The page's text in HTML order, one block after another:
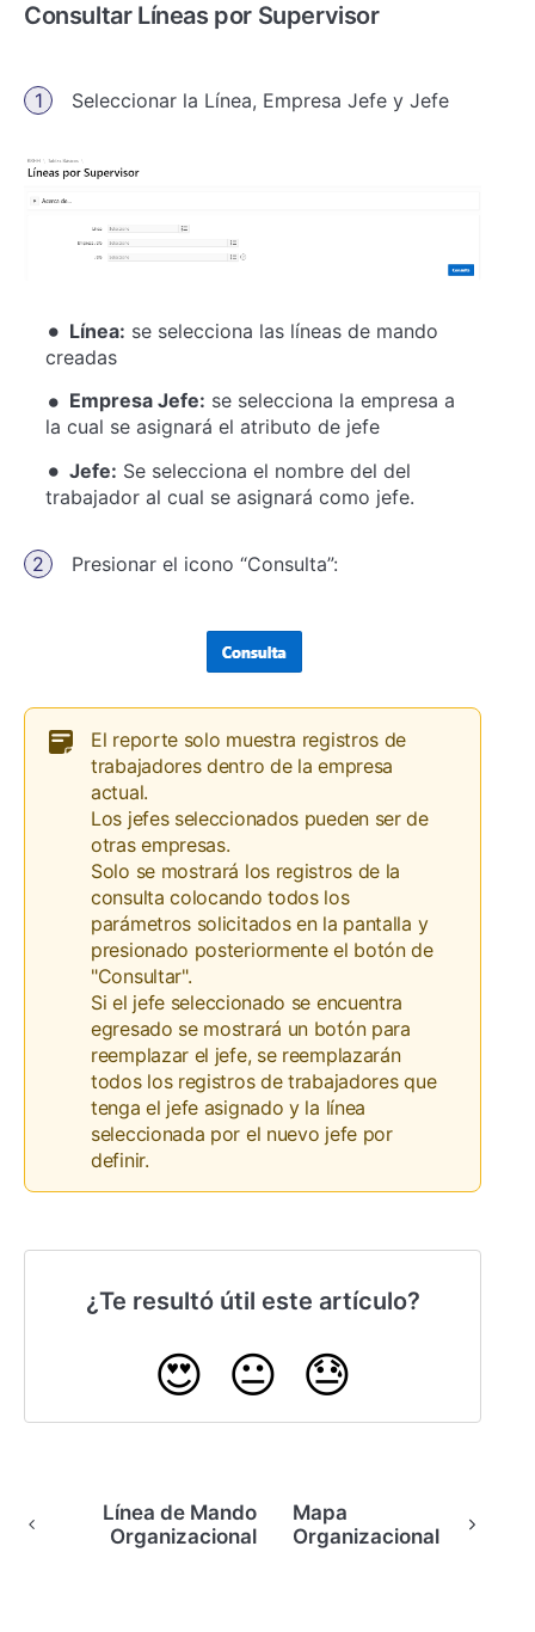
Consultar Líneas por Supervisor
Seleccionar la Línea, Empresa Jefe y Jefe
Línea: se selecciona las líneas de mando
creadas
Empresa Jefe: se selecciona la empresa a
la cual se asignará el atributo de jefe
Jefe: Se selecciona el nombre del del
trabajador al cual se asignará como jefe.
Presionar el icono “Consulta”:
El reporte solo muestra registros de
trabajadores dentro de la empresa
actual.
Los jefes seleccionados pueden ser de
otras empresas.
Solo se mostrará los registros de la
consulta colocando todos los
parámetros solicitados en la pantalla y
presionado posteriormente el botón de
"Consultar".
Si el jefe seleccionado se encuentra
egresado se mostrará un botón para
reemplazar el jefe, se reemplazarán
todos los registros de trabajadores que
tenga el jefe asignado y la línea
seleccionada por el nuevo jefe por
definir.
¿Te resultó útil este artículo?
😍 😐 😓
Línea de Mando
Organizacional
Mapa
Organizacional